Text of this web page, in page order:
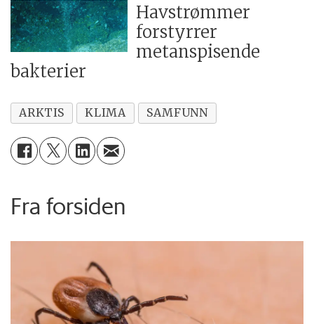
Havstrømmer
forstyrrer
metanspisende
bakterier
ARKTIS KLIMA SAMFUNN
Fra forsiden